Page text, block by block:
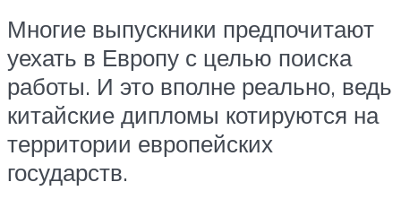
Многие выпускники предпочитают
уехать в Европу с целью поиска
работы. И это вполне реально, ведь
китайские дипломы котируются на
территории европейских
государств.